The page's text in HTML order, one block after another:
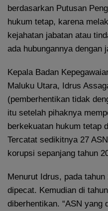
berdasarkan Putusan
hukum tetap, karena
kejahatan jabatan atau
ada hubungannya dengan
Kepala Badan
Maluku Utara, Idrus
(pemberhentikan tidak
itu setelah pihaknya
berkekuatan hukum tetap
Tercatat sedikitnya 27
korupsi sepanjang tahun
Menurut Idrus, pada
dipecat. Kemudian di
diberhentikan. “ASN yang